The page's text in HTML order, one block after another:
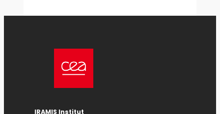
IRAMIS Institut